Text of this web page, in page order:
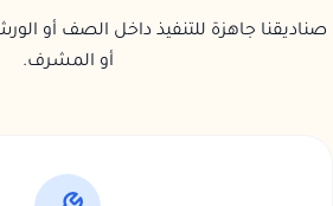
صناديقنا جاهزة للتنفيذ داخل الصف أو
أو المشرف.